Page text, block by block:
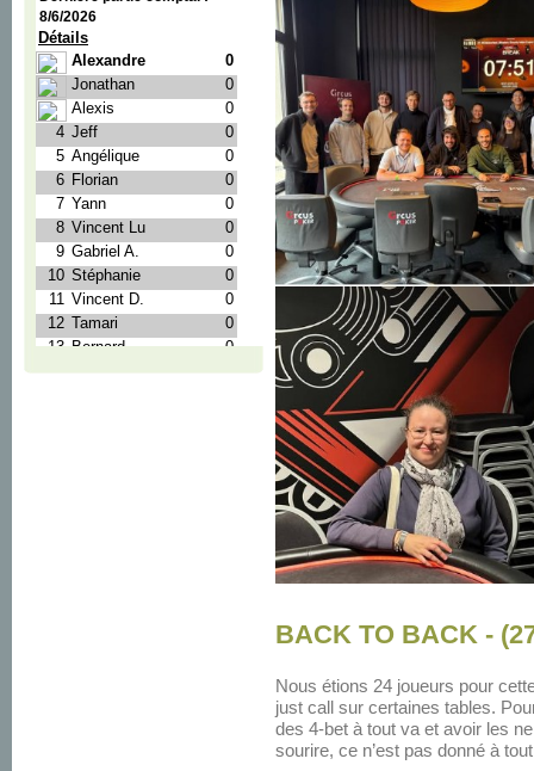
BACK TO BACK -
Nous étions 24 joueurs pour
just call sur certaines tables.
des 4-bet à tout va et avoir les
sourire, ce n’est pas donné à